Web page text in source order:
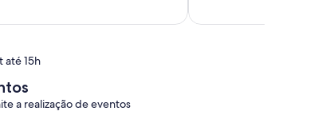
até 15h
a realização de eventos